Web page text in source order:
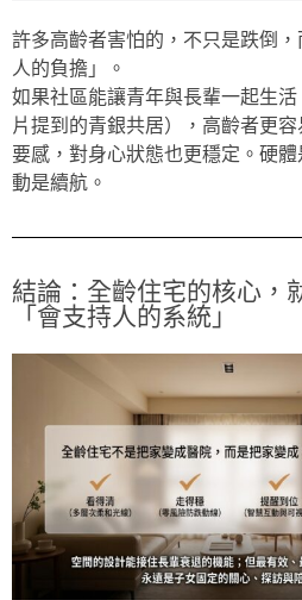
許多高齡者害怕的，不只是跌倒
人的負擔」。
如果社區能讓青年與長輩一起生
片提到的青銀共居），高齡者更
要感，對身心狀態也更穩定。硬
動是續航。
結論：全齡住宅的核心，
「會支持人的系統」